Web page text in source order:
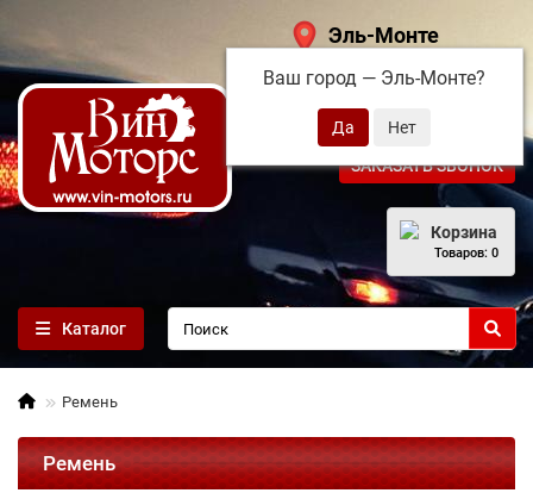
Эль-Монте
Ваш город — Эль-Монте?
+7 (495) 108-68-71
ЗАКАЗАТЬ ЗВОНОК
Корзина
Товаров: 0
Каталог
Ремень
Ремень